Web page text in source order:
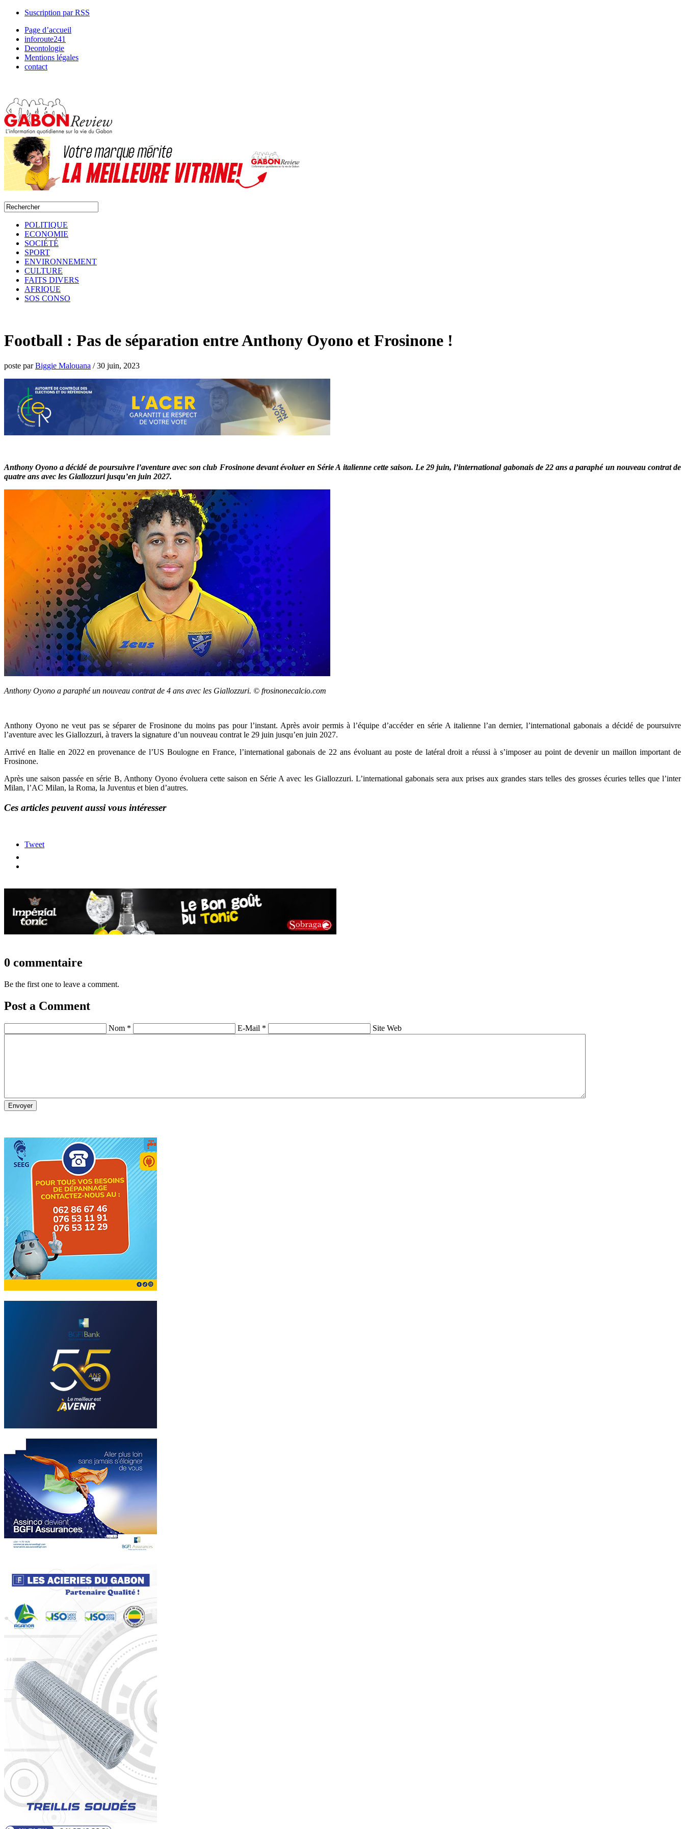
Suscription par RSS
Page d’accueil
inforoute241
Deontologie
Mentions légales
contact
POLITIQUE
ECONOMIE
SOCIÉTÉ
SPORT
ENVIRONNEMENT
CULTURE
FAITS DIVERS
AFRIQUE
SOS CONSO
Football : Pas de séparation entre Anthony Oyono et Frosinone !
poste parBiggie Malouana /30 juin, 2023
Anthony Oyono a décidé de poursuivre l’aventure avec son club Frosinone devant évoluer en Série A italienne cette saison. Le 29 juin, l’international gabonais de 22 ans a paraphé un nouveau contrat de
quatre ans avec les Giallozzuri jusqu’en juin 2027.
Anthony Oyono a paraphé un nouveau contrat de 4 ans avec les Giallozzuri. © frosinonecalcio.com
Anthony Oyono ne veut pas se séparer de Frosinone du moins pas pour l’instant. Après avoir permis à l’équipe d’accéder en série A italienne l’an dernier, l’international gabonais a décidé de poursuivre
l’aventure avec les Giallozzuri, à travers la signature d’un nouveau contrat le 29 juin jusqu’en juin 2027.
Arrivé en Italie en 2022 en provenance de l’US Boulogne en France, l’international gabonais de 22 ans évoluant au poste de latéral droit a réussi à s’imposer au point de devenir un maillon important de
Frosinone.
Après une saison passée en série B, Anthony Oyono évoluera cette saison en Série A avec les Giallozzuri. L’international gabonais sera aux prises aux grandes stars telles des grosses écuries telles que l’inter
Milan, l’AC Milan, la Roma, la Juventus et bien d’autres.
Ces articles peuvent aussi vous intéresser
Tweet
0 commentaire
Be the first one to leave a comment.
Post a Comment
Nom * E-Mail * Site Web